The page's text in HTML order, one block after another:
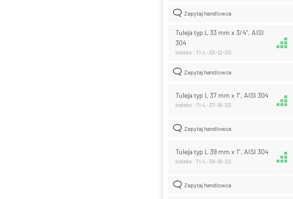
Zapytaj handlowca
Tuleja typ L 33 mm x 3/4", AISI
304
Indeks : TI-L-33-12-SS
Zapytaj handlowca
Tuleja typ L 37 mm x 1", AISI 304
Indeks : TI-L-37-16-SS
Zapytaj handlowca
Tuleja typ L 39 mm x 1", AISI 304
Indeks : TI-L-39-16-SS
Zapytaj handlowca